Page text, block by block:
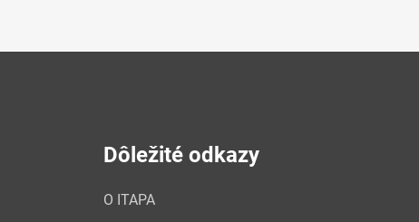
Dôležité odkazy
O ITAPA